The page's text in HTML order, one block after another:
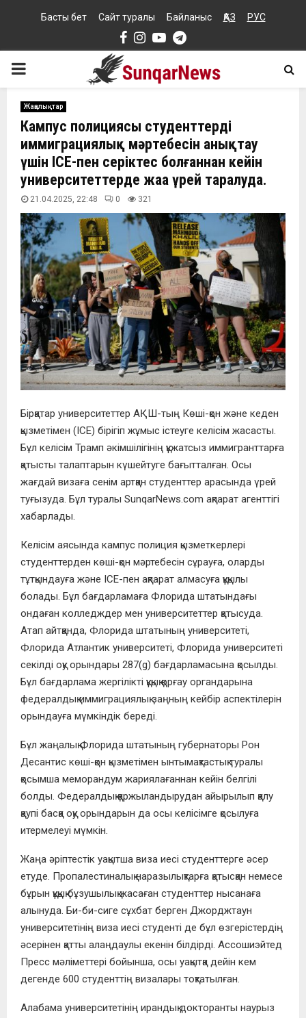
Басты бет Сайт туралы Байланыс ҚАЗ РУС
Facebook
Instagram
YoutubeTelegram
PRIMARY
MENU
Жаңалықтар
Кампус полициясы студенттердің
иммиграциялық мәртебесін анықтау
үшін ICE-пен серіктес болғаннан кейін
университеттерде жаңа үрей таралуда.
21.04.2025, 22:48 0 321
Бірқатар университеттер АҚШ-тың Көші-қон және кеден
қызметімен (ICE) бірігіп жұмыс істеуге келісім жасасты.
Бұл келісім Трамп әкімшілігінің құжатсыз иммигранттарға
қатысты талаптарын күшейтуге бағытталған. Осы
жағдай визаға сенім артқан студенттер арасында үрей
туғызуда. Бұл туралы SunqarNews.com ақпарат агенттігі
хабарлады.
Келісім аясында кампус полиция қызметкерлері
студенттерден көші-қон мәртебесін сұрауға, оларды
тұтқындауға және ICE-пен ақпарат алмасуға құқылы
болады. Бұл бағдарламаға Флорида штатындағы
ондаған колледждер мен университеттер қатысуда.
Атап айтқанда, Флорида штатының университеті,
Флорида Атлантик университеті, Флорида университеті
секілді оқу орындары 287(g) бағдарламасына қосылды.
Бұл бағдарлама жергілікті құқық қорғау органдарына
федералдық иммиграциялық заңның кейбір аспектілерін
орындауға мүмкіндік береді.
Бұл жаңалық Флорида штатының губернаторы Рон
Десантис көші-қон қызметімен ынтымақтастық туралы
қосымша меморандум жариялағаннан кейін белгілі
болды. Федералдық қаржыландырудан айырылып қалу
қаупі басқа оқу орындарын да осы келісімге қосылуға
итермелеуі мүмкін.
Жаңа әріптестік уақытша виза иесі студенттерге әсер
етуде. Пропалестиналық наразылықтарға қатысқан немесе
бұрын құқық бұзушылық жасаған студенттер нысанаға
алынуда. Би-би-сиге сұхбат берген Джорджтаун
университетінің виза иесі студенті де бұл өзгерістердің
әсерінен қатты алаңдаулы екенін білдірді. Ассошиэйтед
Пресс мәліметтері бойынша, осы уақытқа дейін кем
дегенде 600 студенттің визалары тоқтатылған.
Алабама университетінің ирандық докторанты наурыз